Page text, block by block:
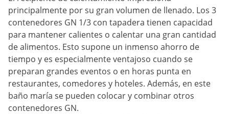
principalmente por su gran volumen de llenado. Los 3
contenedores GN 1/3 con tapadera tienen capacidad
para mantener calientes o calentar una gran cantidad
de alimentos. Esto supone un inmenso ahorro de
tiempo y es especialmente ventajoso cuando se
preparan grandes eventos o en horas punta en
restaurantes, comedores y hoteles. Además, en este
baño maría se pueden colocar y combinar otros
contenedores GN.